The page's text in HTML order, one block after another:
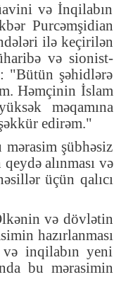
və İnqilabın
Purcəmşidian
ilə keçirilən
və sionist-
"Bütün şəhidlərə
Həmçinin İslam
məqamına
edirəm."
şübhəsiz
alınması və
üçün qalıcı
və dövlətin
hazırlanması
inqilabın yeni
bu mərasimin